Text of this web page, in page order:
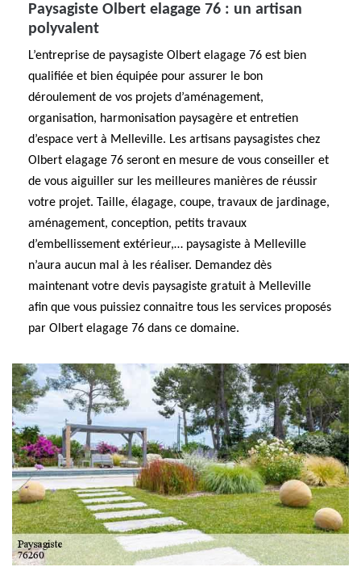
Paysagiste Olbert elagage 76 : un artisan
polyvalent
L’entreprise de paysagiste Olbert elagage 76 est bien
qualifiée et bien équipée pour assurer le bon
déroulement de vos projets d’aménagement,
organisation, harmonisation paysagère et entretien
d’espace vert à Melleville. Les artisans paysagistes chez
Olbert elagage 76 seront en mesure de vous conseiller et
de vous aiguiller sur les meilleures manières de réussir
votre projet. Taille, élagage, coupe, travaux de jardinage,
aménagement, conception, petits travaux
d’embellissement extérieur,… paysagiste à Melleville
n’aura aucun mal à les réaliser. Demandez dès
maintenant votre devis paysagiste gratuit à Melleville
afin que vous puissiez connaitre tous les services proposés
par Olbert elagage 76 dans ce domaine.